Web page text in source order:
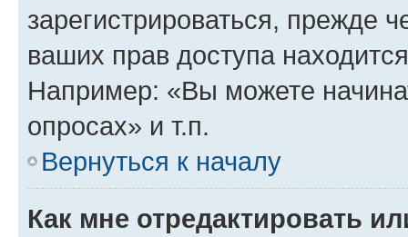
зарегистрироваться, прежде
ваших прав доступа
Например: «Вы можете
опросах» и т.п.
Вернуться к началу
Как мне отредактировать